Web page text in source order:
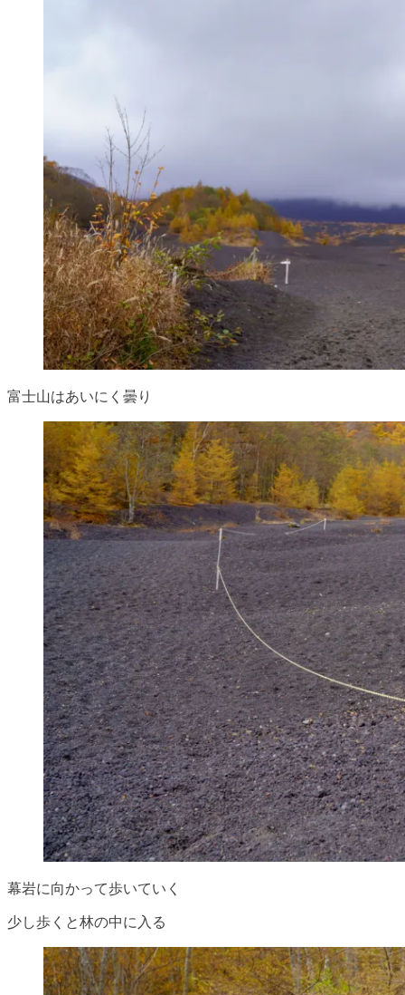
富士山はあいにく曇り
幕岩に向かって歩いていく
少し歩くと林の中に入る